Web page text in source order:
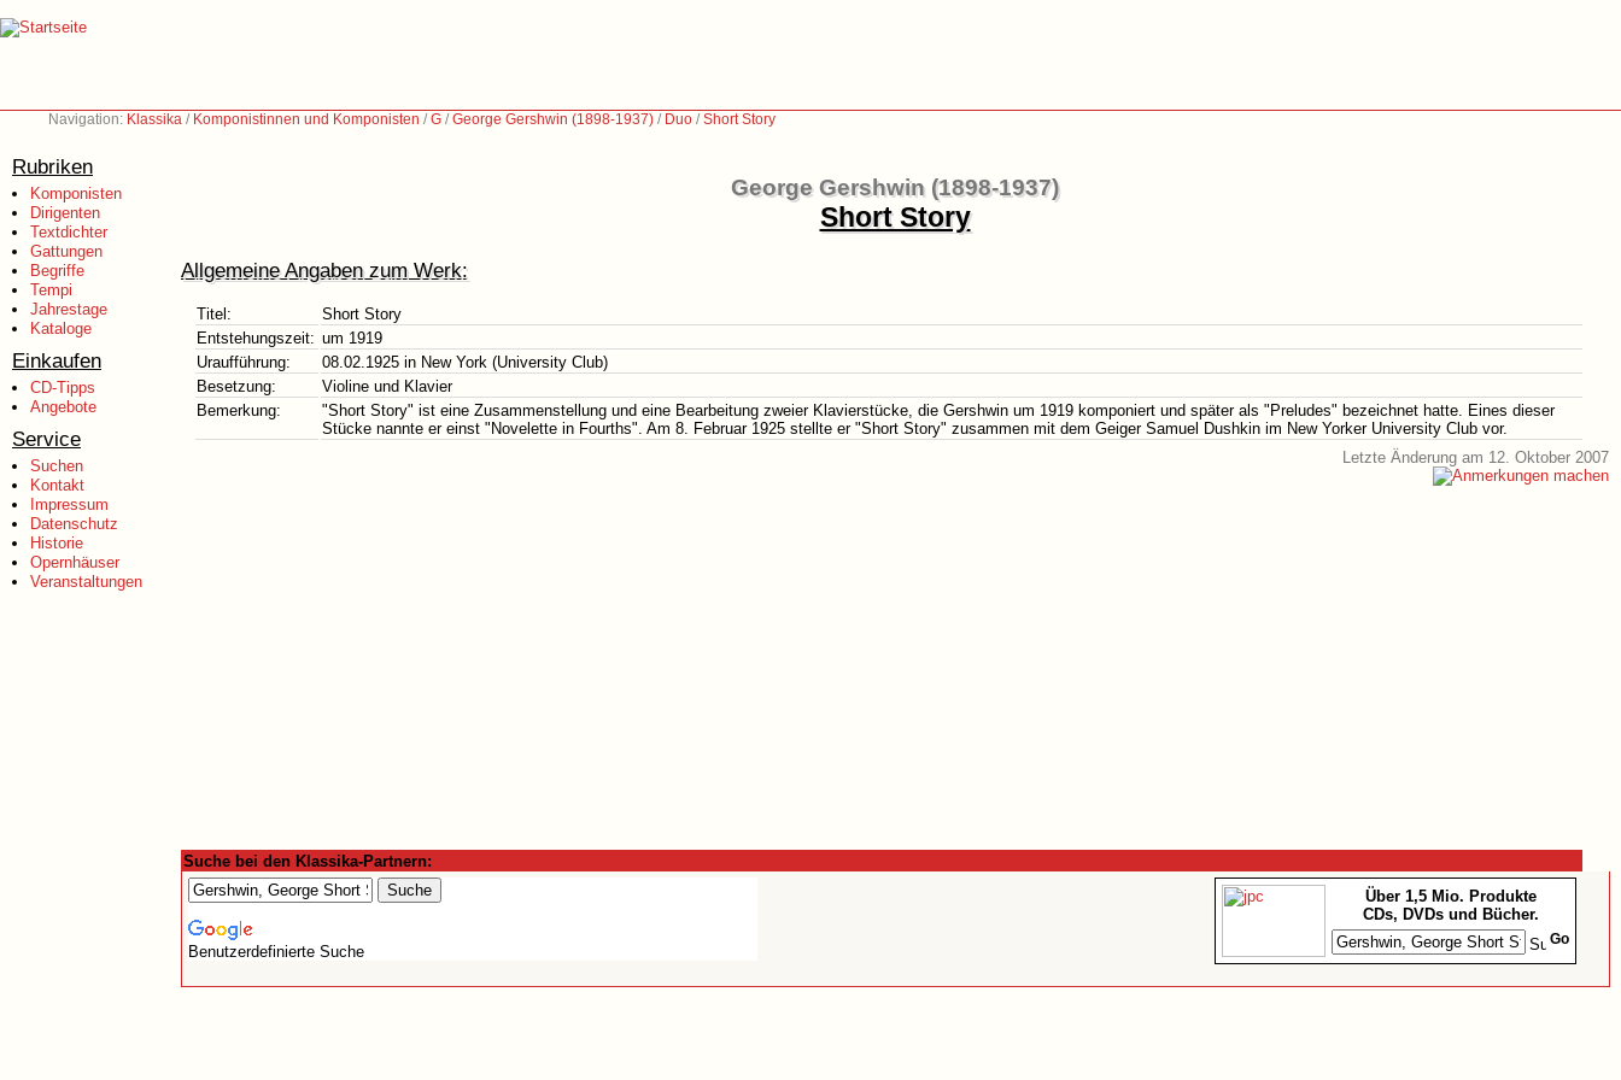
Navigation: Klassika / Komponistinnen und Komponisten /G /George Gershwin (1898-1937) / Duo /Short Story
Rubriken
Komponisten
Dirigenten
Textdichter
Gattungen
Begriffe
Tempi
Jahrestage
Kataloge
Einkaufen
CD-Tipps
Angebote
Service
Suchen
Kontakt
Impressum
Datenschutz
Historie
Opernhäuser
Veranstaltungen
George Gershwin (1898-1937)
Short Story
Allgemeine Angaben zum Werk:
Titel:
Short Story
Entstehungszeit: um 1919
Uraufführung:
08.02.1925 in New York (University Club)
Besetzung:
Violine und Klavier
Bemerkung:
"Short Story" ist eine Zusammenstellung und eine Bearbeitung zweier Klavierstücke, die Gershwin um 1919 komponiert und später als "Preludes" bezeichnet hatte. Eines dieser
Stücke nannte er einst "Novelette in Fourths". Am 8. Februar 1925 stellte er "Short Story" zusammen mit dem Geiger Samuel Dushkin im New Yorker University Club vor.
Letzte Änderung am 12. Oktober 2007
Suche bei den Klassika-Partnern:
Benutzerdefinierte Suche
Über 1,5 Mio. Produkte
CDs, DVDs und Bücher.
Go